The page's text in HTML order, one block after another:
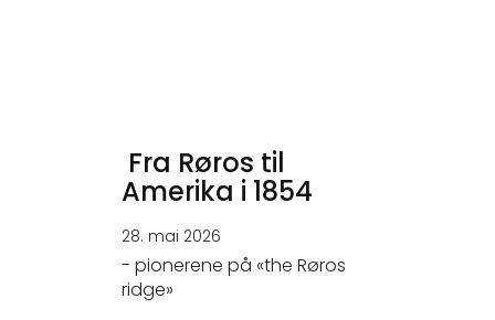
Fra Røros til
Amerika i 1854
28. mai 2026
- pionerene på «the Røros
ridge»